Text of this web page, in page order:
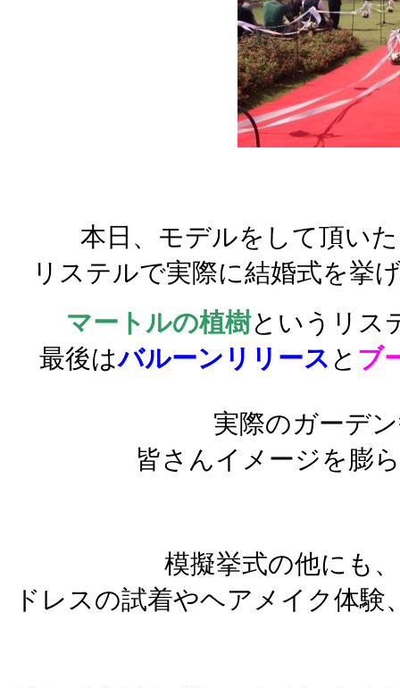
本日、モデルをして頂い
リステルで実際に結婚式を挙
マートルの植樹というリス
最後はバルーンリリース と ブ
実際のガーデ
皆さんイメージを膨
模擬挙式の他にも
ドレスの試着やヘアメイク体